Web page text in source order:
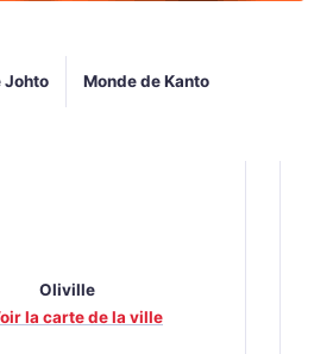
Johto Monde de Kanto
Oliville
la carte de la ville